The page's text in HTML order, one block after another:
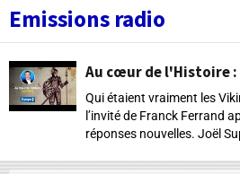
Emissions radio
Au cœur de l'Histoire :
Qui étaient vraiment les
l’invité de Franck Ferrand
réponses nouvelles. Joël